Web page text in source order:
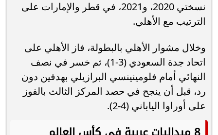
نسختي 2020، و2021، في قطر والإمارات على
الترتيب مع الأهلي.
وخلال مشوار الأهلي بالبطولة، فاز الأهلي على
اتحاد جدة السعودي (3-1)، ثم خسر في نصف
النهائي أمام فلومينينسي البرازيلي بهدفين دون
رد، قبل أن ينجح في حصد المركز الثالث بالفوز
على أوراوا الياباني (4-2).